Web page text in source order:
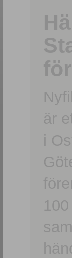
är
i